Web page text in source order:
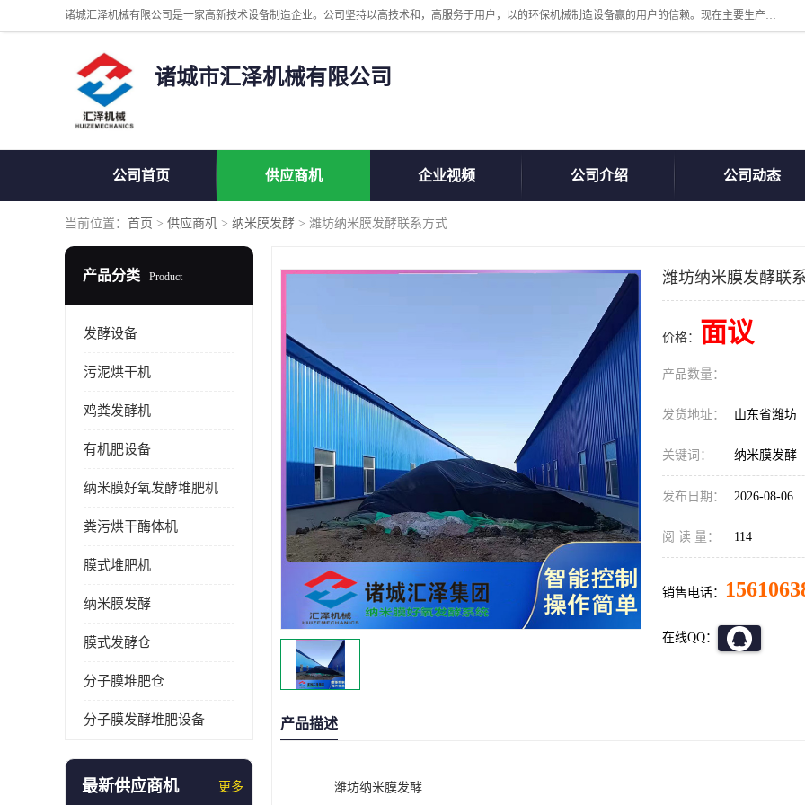
诸城汇泽机械有限公司是一家高新技术设备制造企业。公司坚持以高技术和，高服务于用户，以的环保机械制造设备赢的用户的信赖。现在主要生产死亡畜禽无害化处理和立式和卧式有机肥设备，搅拌机，烘干机，高温发酵机等。污水处理设备，固液分离机。气浮机，化制机等。公司秉承品质，用户至上，科技创新的经营理。
诸城市汇泽机械有限公司
公司首页 供应商机 企业视频 公司介绍 公司动态
当前位置： 首页 > 供应商机 > 纳米膜发酵 > 潍坊纳米膜发酵联系方式
产品分类 Product
发酵设备
污泥烘干机
鸡粪发酵机
有机肥设备
纳米膜好氧发酵堆肥机
粪污烘干酶体机
膜式堆肥机
纳米膜发酵
膜式发酵仓
分子膜堆肥仓
分子膜发酵堆肥设备
最新供应商机 更多
潍坊纳米膜发酵联
价格： 面议
产品数量：
发货地址： 山东省潍坊
关键词： 纳米膜发酵
发布日期： 2026-08-06
阅 读 量： 114
销售电话：
在线QQ：
产品描述
潍坊纳米膜发酵